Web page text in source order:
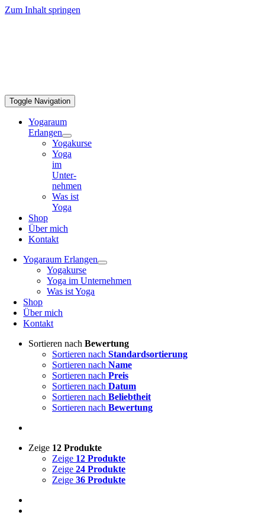
Zum Inhalt springen
Toggle Navigation
Yogaraum
Erlangen
Yogakurse
Yoga
im
Unter­
nehmen
Was ist
Yoga
Shop
Über mich
Kontakt
Yogaraum Erlangen
Yogakurse
Yoga im Unter­nehmen
Was ist Yoga
Shop
Über mich
Kontakt
Sortieren nach Bewertung
Sortieren nach Standardsortierung
Sortieren nach Name
Sortieren nach Preis
Sortieren nach Datum
Sortieren nach Beliebtheit
Sortieren nach Bewertung
Zeige 12 Produkte
Zeige 12 Produkte
Zeige 24 Produkte
Zeige 36 Produkte